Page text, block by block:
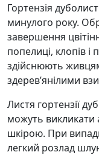
Гортензія
минулого року.
завершення
попелиці, клопів
здійснюють
здерев’янілими
Листя гортензії
можуть викликати
шкірою. При
легкий розлад